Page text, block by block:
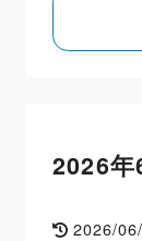
2026
2026/